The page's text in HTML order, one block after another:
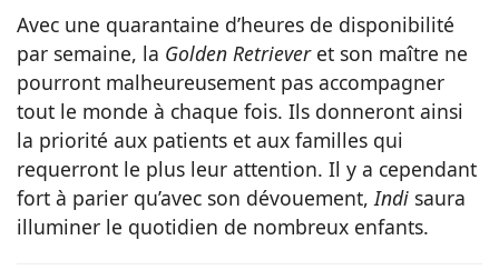
Avec une quarantaine d’heures de disponibilité
par semaine, la Golden Retrieveret son maître ne
pourront malheureusement pas accompagner
tout le monde à chaque fois. Ils donneront ainsi
la priorité aux patients et aux familles qui
requerront le plus leur attention. Il y a cependant
fort à parier qu’avec son dévouement,Indi saura
illuminer le quotidien de nombreux enfants.